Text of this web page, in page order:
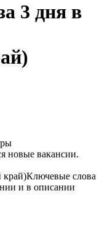
3 дня в
новые вакансии.
край)Ключевые слова
и в описании